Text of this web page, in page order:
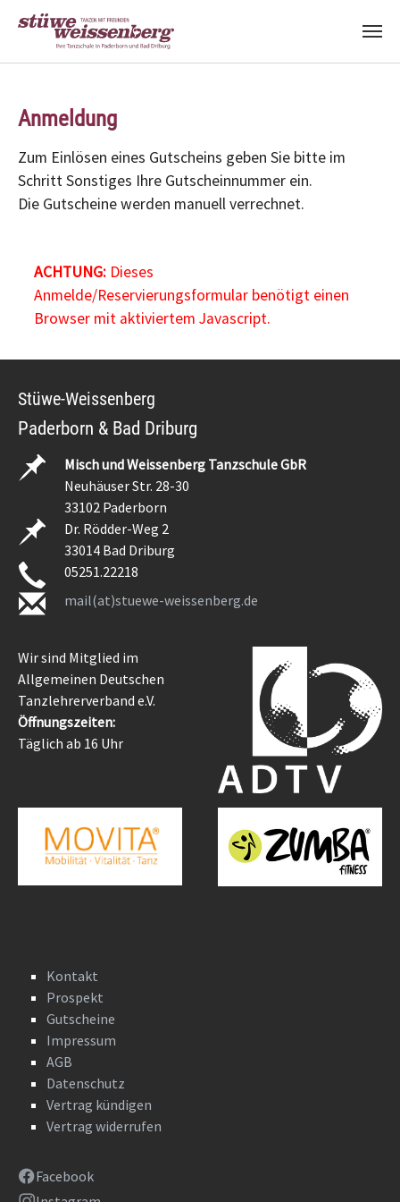
Anmeldung
Zum Einlösen eines Gutscheins geben Sie bitte im
Schritt Sonstiges Ihre Gutscheinnummer ein.
Die Gutscheine werden manuell verrechnet.
ACHTUNG:Dieses
Anmelde/Reservierungsformular benötigt einen
Browser mit aktiviertem Javascript.
Stüwe-Weissenberg
Paderborn & Bad Driburg
Misch und Weissenberg Tanzschule GbR
Neuhäuser Str. 28-30
33102 Paderborn
Dr. Rödder-Weg 2
33014 Bad Driburg
05251.22218
mail(at)stuewe-weissenberg.de
Wir sind Mitglied im
Allgemeinen Deutschen
Tanzlehrerverband e.V.
Öffnungszeiten:
Täglich ab 16 Uhr
Kontakt
Prospekt
Gutscheine
Impressum
AGB
Datenschutz
Vertrag kündigen
Vertrag widerrufen
Facebook